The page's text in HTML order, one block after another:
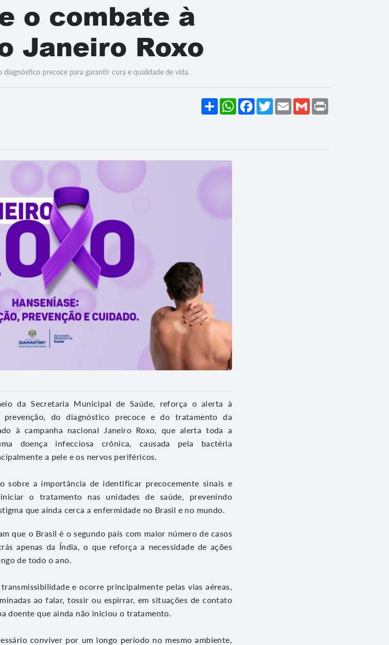
o combate à
Janeiro Roxo
precoce para garantir cura e qualidade de vida.
Share WhatsAppFacebook
TwitterEmail Gmail
da Secretaria Municipal de Saúde, reforça o alerta à
do diagnóstico precoce e do tratamento da
à campanha nacional Janeiro Roxo, que alerta toda a
doença infecciosa crônica, causada pela bactéria
a pele e os nervos periféricos.
sobre a importância de identificar precocemente sinais e
o tratamento nas unidades de saúde, prevenindo
que ainda cerca a enfermidade no Brasil e no mundo.
que o Brasil é o segundo país com maior número de casos
apenas da Índia, o que reforça a necessidade de ações
de todo o ano.
e ocorre principalmente pelas vias aéreas,
ao falar, tossir ou espirrar, em situações de contato
doente que ainda não iniciou o tratamento.
conviver por um longo período no mesmo ambiente,